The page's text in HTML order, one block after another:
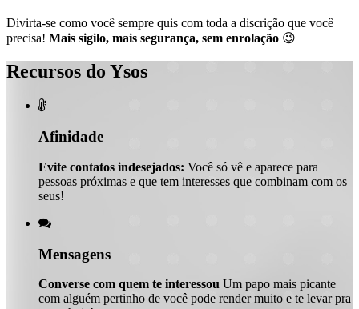
Divirta-se como você sempre quis com toda a discrição que você
precisa! Mais sigilo, mais segurança, sem enrolação 😉
Recursos do Ysos

Afinidade
Evite contatos indesejados: Você só vê e aparece para
pessoas próximas e que tem interesses que combinam com os
seus!

Mensagens
Converse com quem te interessou Um papo mais picante
com alguém pertinho de você pode render muito e te levar pra